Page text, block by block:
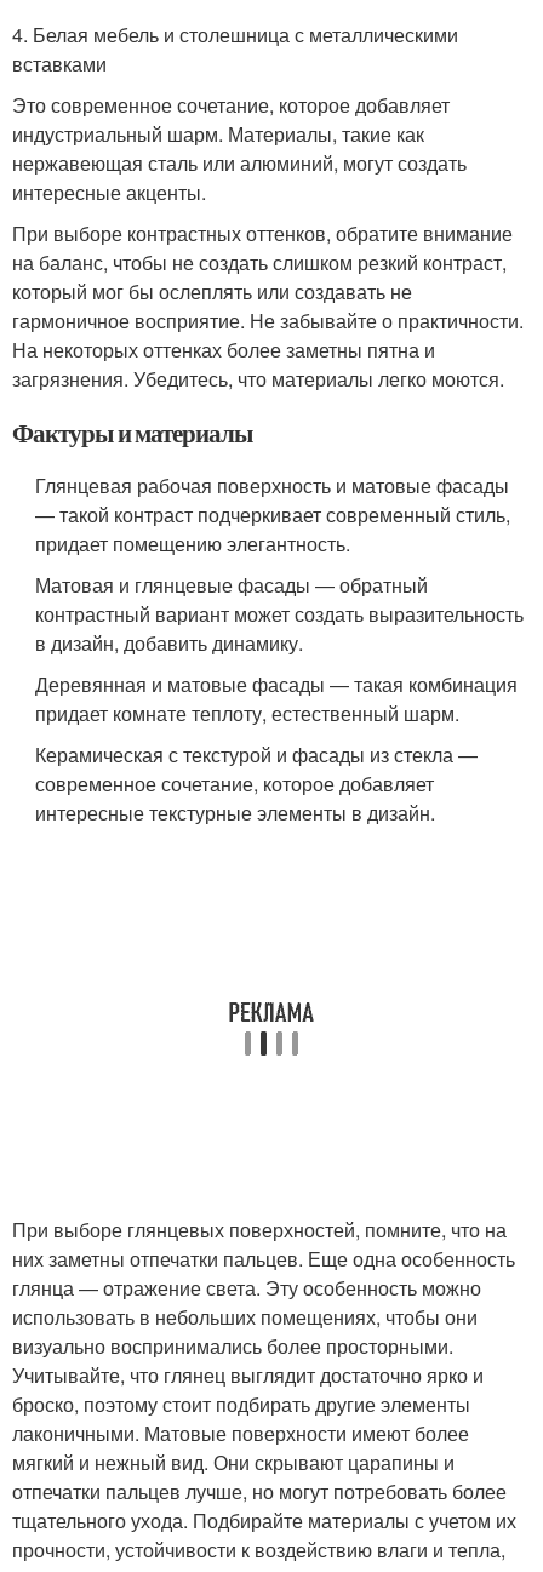
4. Белая мебель и столешница с металлическими
вставками
Это современное сочетание, которое добавляет
индустриальный шарм. Материалы, такие как
нержавеющая сталь или алюминий, могут создать
интересные акценты.
При выборе контрастных оттенков, обратите внимание
на баланс, чтобы не создать слишком резкий контраст,
который мог бы ослеплять или создавать не
гармоничное восприятие. Не забывайте о практичности.
На некоторых оттенках более заметны пятна и
загрязнения. Убедитесь, что материалы легко моются.
Фактуры и материалы
Глянцевая рабочая поверхность и матовые фасады
— такой контраст подчеркивает современный стиль,
придает помещению элегантность.
Матовая и глянцевые фасады — обратный
контрастный вариант может создать выразительность
в дизайн, добавить динамику.
Деревянная и матовые фасады — такая комбинация
придает комнате теплоту, естественный шарм.
Керамическая с текстурой и фасады из стекла —
современное сочетание, которое добавляет
интересные текстурные элементы в дизайн.
При выборе глянцевых поверхностей, помните, что на
них заметны отпечатки пальцев. Еще одна особенность
глянца — отражение света. Эту особенность можно
использовать в небольших помещениях, чтобы они
визуально воспринимались более просторными.
Учитывайте, что глянец выглядит достаточно ярко и
броско, поэтому стоит подбирать другие элементы
лаконичными. Матовые поверхности имеют более
мягкий и нежный вид. Они скрывают царапины и
отпечатки пальцев лучше, но могут потребовать более
тщательного ухода. Подбирайте материалы с учетом их
прочности, устойчивости к воздействию влаги и тепла,